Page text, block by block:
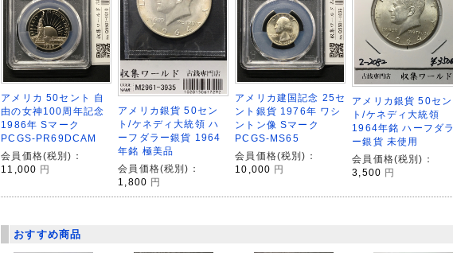
アメリカ 50セント 自
由の女神100周年記念
1986年 Sマーク
PCGS-PR69DCAM
会員価格(税別)：
11,000 円
アメリカ銀貨 50セン
ト/ケネディ大統領 ハ
ーフダラー銀貨 1964
年銘 極美品
会員価格(税別)：
1,800 円
アメリカ建国記念 25セ
ント銀貨 1976年 ワシ
ントン像 Sマーク
PCGS-MS65
会員価格(税別)：
10,000 円
アメリカ銀貨 50セン
ト/ケネディ大統領
1964年銘 ハーフダラ
ー銀貨 未使用
会員価格(税別)：
3,500 円
おすすめ商品